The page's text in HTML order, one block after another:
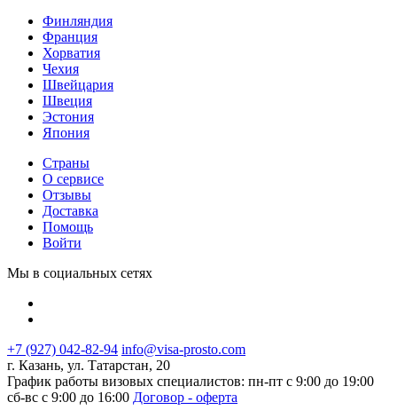
Финляндия
Франция
Хорватия
Чехия
Швейцария
Швеция
Эстония
Япония
Страны
О сервисе
Отзывы
Доставка
Помощь
Войти
Мы в социальных сетях
+7 (927) 042-82-94 info@visa-prosto.com
г. Казань, ул. Татарстан, 20
График работы визовых специалистов: пн-пт с 9:00 до 19:00
сб-вс с 9:00 до 16:00 Договор - оферта